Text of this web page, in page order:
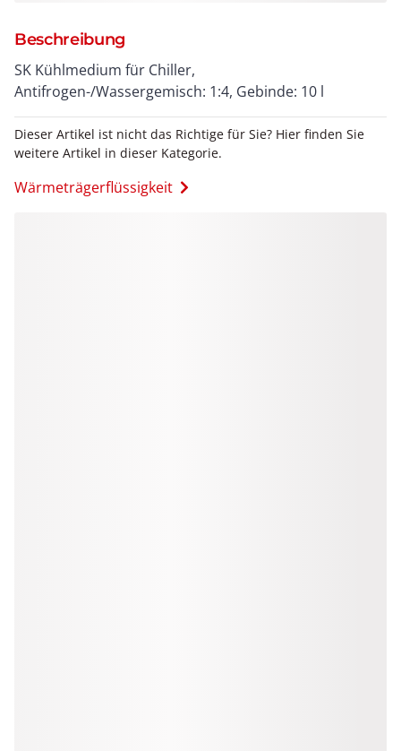
Beschreibung
SK Kühlmedium für Chiller,
Antifrogen-/Wassergemisch: 1:4, Gebinde: 10 l
Dieser Artikel ist nicht das Richtige für Sie? Hier finden Sie
weitere Artikel in dieser Kategorie.
Wärmeträgerflüssigkeit